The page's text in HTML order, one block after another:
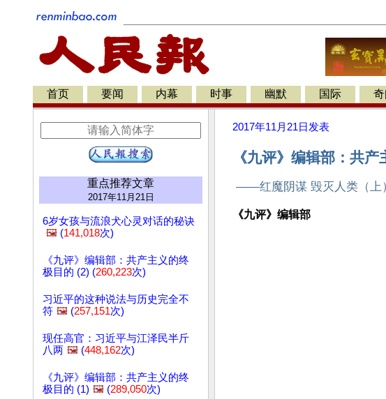
首页 要闻 内幕 时事 幽默 国际 奇
重点推荐文章
2017年11月21日
6岁女孩与流浪犬心灵对话的秘诀
🖼️ (141,018次)
《九评》编辑部：共产主义的终
极目的 (2) (260,223次)
习近平的这种说法与历史完全不
符 🖼️ (257,151次)
现任高官：习近平与江泽民半斤
八两 🖼️ (448,162次)
《九评》编辑部：共产主义的终
极目的 (1) 🖼️ (289,050次)
2017年11月21日 发表
《九评》编辑部：共
——红魔阴谋 毁灭人类（上）
《九评》编辑部